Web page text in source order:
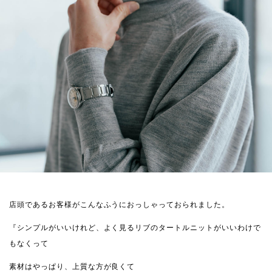
店頭であるお客様がこんなふうにおっしゃっておられました。
『シンプルがいいけれど、よく見るリブのタートルニットがいいわけで
もなくって
素材はやっぱり、上質な方が良くて